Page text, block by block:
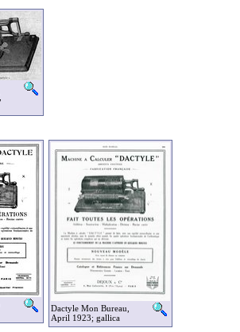
Dactyle Mon Bureau,
April 1923; gallica